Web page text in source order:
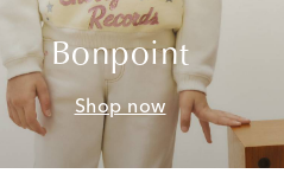
Bonpoint
Shop now